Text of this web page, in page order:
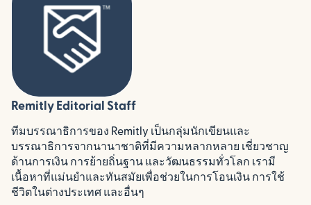
Remitly Editorial Staff
ทีมบรรณาธิการของ Remitly เป็นกลุ่มนักเขียนและ
บรรณาธิการจากนานาชาติที่มีความหลากหลาย เชี่ยวชาญ
ด้านการเงิน การย้ายถิ่นฐาน และวัฒนธรรมทั่วโลก เรามี
เนื้อหาที่แม่นยำและทันสมัยเพื่อช่วยในการโอนเงิน การใช้
ชีวิตในต่างประเทศ และอื่นๆ